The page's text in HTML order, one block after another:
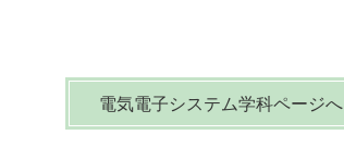
電気電子システム学科ページへ